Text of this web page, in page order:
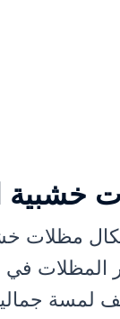
خشبية
مظلات
المظلات في
لمسة